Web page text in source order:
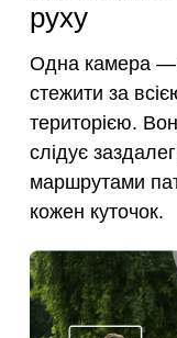
руху
Одна камера —
стежити за
територією.
слідує
маршрутами
кожен куточок.